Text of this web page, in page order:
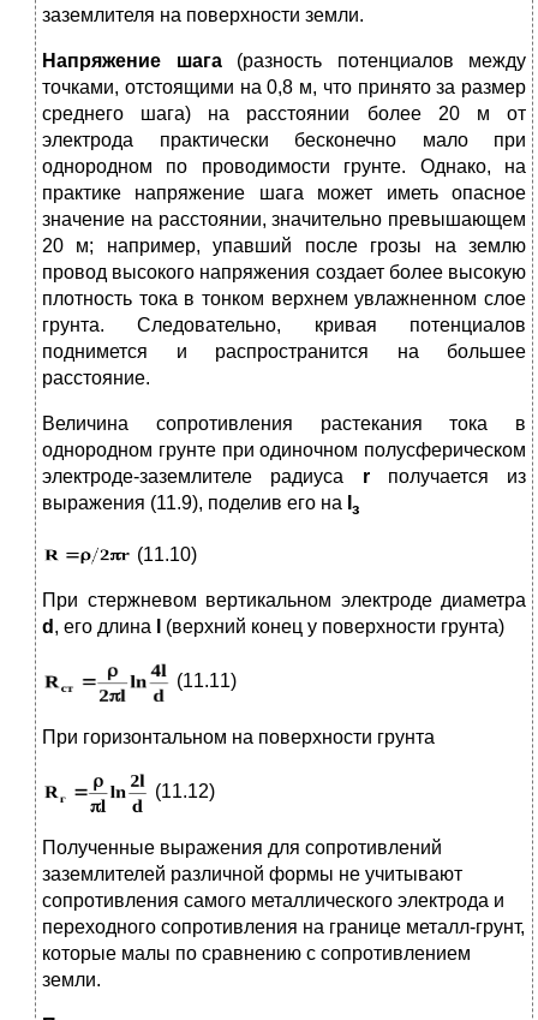
заземлителя на поверхности земли.
Напряжение шага(разность потенциалов между
точками, отстоящими на 0,8 м, что принято за размер
среднего шага) на расстоянии бо­лее 20 м от
электрода практически бесконечно мало при
однородном по проводимости грунте. Однако, на
практике напряжение шага может иметь опасное
значение на расстоянии, значительно превышающем
20 м; например, упавший после грозы на землю
провод высокого напряжения создает более высокую
плотность тока в тонком верхнем увлажненном слое
грунта. Следовательно, кривая потенциалов
поднимется и распро­странится на большее
расстояние.
Величина сопротивления растекания тока в
однородном грунте при одиночном полусферическом
электроде-заземлителе радиуса rполучается из
выражения (11.9), поделив его на з
(11.10)
При стержневом вертикальном электроде диаметра
d , его дли­на (верхний конец у поверхности грунта)
(11.11)
При горизонтальном на поверхности грунта
(11.12)
Полученные выражения для сопротивлений
заземлителей различной формы не учитывают
сопротивления самого металлического электрода и
переходного сопротивления на границе металл-грунт,
которые малы по сравнению с сопротивлением
земли.